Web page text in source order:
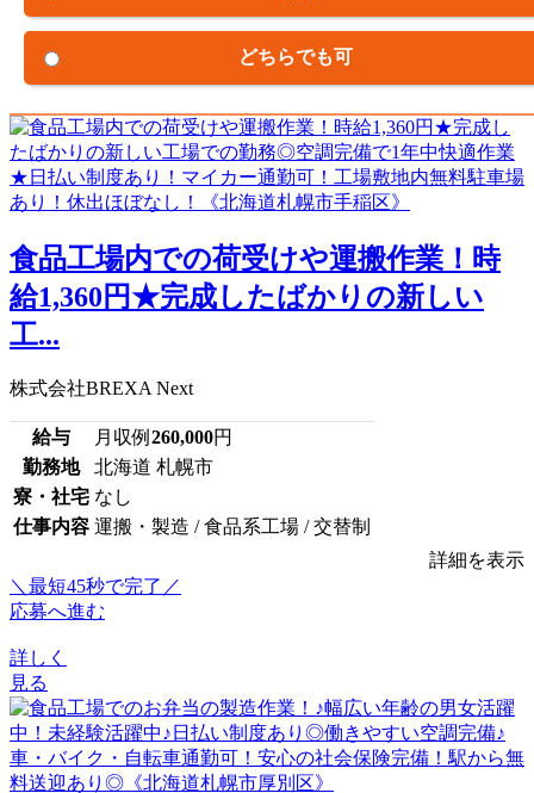
どちらでも可
食品工場内での荷受けや運搬作業！時
給1,360円★完成したばかりの新しい
工...
株式会社BREXA Next
給与 月収例 260,000円
勤務地
北海道 札幌市
寮・社宅 なし
仕事内容 運搬・製造 / 食品系工場 / 交替制
詳細を表示
＼最短45秒で完了／
応募へ進む
詳しく
見る